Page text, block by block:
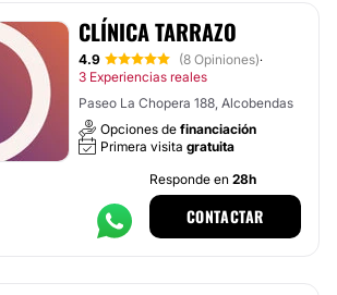
CLÍNICA TARRAZO
4.9 (8 Opiniones)·
3 Experiencias reales
Paseo La Chopera 188, Alcobendas
Opciones de financiación
Primera visita gratuita
Responde en 28h
CONTACTAR